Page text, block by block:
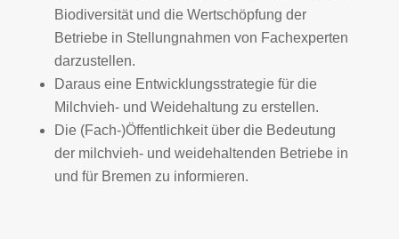
Biodiversität und die Wertschöpfung der
Betriebe in Stellungnahmen von Fachexperten
darzustellen.
Daraus eine Entwicklungsstrategie für die
Milchvieh- und Weidehaltung zu erstellen.
Die (Fach-)Öffentlichkeit über die Bedeutung
der milchvieh- und weidehaltenden Betriebe in
und für Bremen zu informieren.